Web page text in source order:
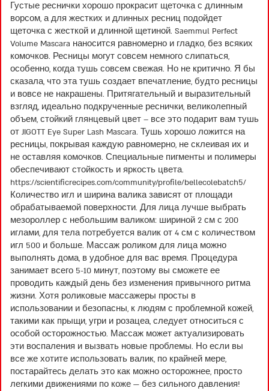
Густые реснички хорошо прокрасит щеточка с длинным
ворсом, а для жестких и длинных ресниц подойдет
щеточка с жесткой и длинной щетиной. Saemmul Perfect
Volume Mascara наносится равномерно и гладко, без всяких
комочков. Ресницы могут совсем немного слипаться,
особенно, когда тушь совсем свежая. Но не критично. Я бы
сказала, что эта тушь создает впечатление, будто ресницы
и вовсе не накрашены. Притягательный и выразительный
взгляд, идеально подкрученные реснички, великолепный
объем, стойкий глянцевый цвет – все это подарит вам тушь
от JIGOTT Eye Super Lash Mascara. Тушь хорошо ложится на
ресницы, покрывая каждую равномерно, не склеивая их и
не оставляя комочков. Специальные пигменты и полимеры
обеспечивают стойкость и яркость цвета.
https://scientificrecipes.com/community/profile/bellecolebatch5/
Количество игл и ширина валика зависят от площади
обрабатываемой поверхности. Для лица лучше выбрать
мезороллер с небольшим валиком: шириной 2 см с 200
иглами, для тела потребуется валик от 4 см с количеством
игл 500 и больше. Массаж роликом для лица можно
выполнять дома, в удобное для вас время. Процедура
занимает всего 5-10 минут, поэтому вы сможете ее
проводить каждый день без изменения привычного ритма
жизни. Хотя роликовые массажеры просты в
использовании и безопасны, к людям с проблемной кожей,
такими как прыщи, угри и розацеа, следует относиться с
особой осторожностью. Массаж может актуализировать
эти воспаления и вызвать новые проблемы. Но если вы
все же хотите использовать валик, по крайней мере,
постарайтесь делать это как можно осторожнее, просто
легкими движениями по коже — без сильного давления!